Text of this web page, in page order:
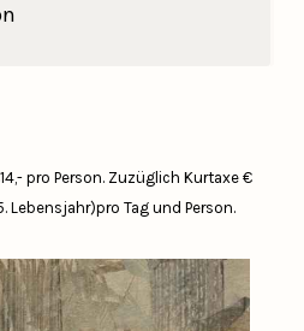
pro Person.Zuzüglich Kurtaxe €
Lebensjahr)pro Tag und Person.